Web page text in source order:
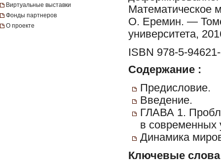
Виртуальные выставки
Фонды партнеров
О проекте
Математическое
О. Еремин. —
университета,
ISBN 978-5-
Содержание :
Предисловие.
Введение.
ГЛАВА 1.
в современных
Динамика
Ключевые слова